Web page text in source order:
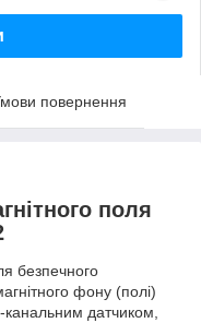
повернення
поля
безпечного
фону (полі)
датчиком,